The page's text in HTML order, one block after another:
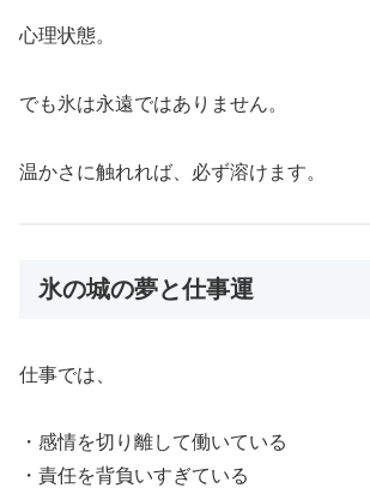
心理状態。
でも氷は永遠ではありません。
温かさに触れれば、必ず溶けます。
氷の城の夢と仕事運
仕事では、
・感情を切り離して働いている
・責任を背負いすぎている